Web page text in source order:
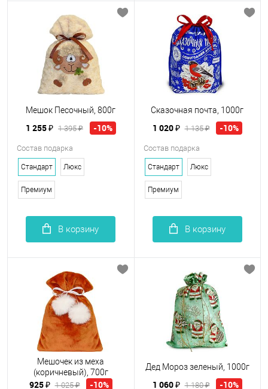
Мешок Песочный, 800г
1 255 ₽ 1 395 ₽ -10%
Состав подарка
Стандарт Люкс
Премиум
В корзину
Сказочная почта, 1000г
1 020 ₽ 1 135 ₽ -10%
Состав подарка
Стандарт Люкс
Премиум
В корзину
Мешочек из меха
(коричневый), 700г
925 ₽ 1 025 ₽ -10%
Дед Мороз зеленый, 1000г
1 060 ₽ 1 180 ₽ -10%